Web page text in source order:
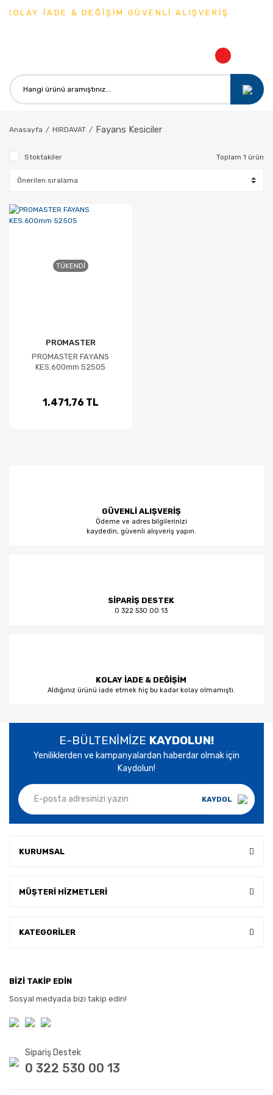
KOLAY İADE & DEĞİŞİM GÜVENLİ ALIŞVERİŞ
Anasayfa HIRDAVAT Fayans Kesiciler
Stoktakiler Toplam 1 ürün
TÜKENDI
PROMASTER
PROMASTER FAYANS
KES.600mm 52505
1.471,76 TL
GÜVENLİ ALIŞVERİŞ
Ödeme ve adres bilgilerinizi
kaydedin, güvenli alışveriş yapın.
SİPARİŞ DESTEK
0 322 530 00 13
KOLAY İADE & DEĞİŞİM
Aldığınız ürünü iade etmek hiç bu kadar kolay olmamıştı.
E-BÜLTENİMİZE KAYDOLUN!
Yeniliklerden ve kampanyalardan haberdar olmak için
Kaydolun!
KAYDOL
KURUMSAL
MÜŞTERİ HİZMETLERİ
KATEGORİLER
BİZİ TAKİP EDİN
Sosyal medyada bizi takip edin!
Sipariş Destek
0 322 530 00 13